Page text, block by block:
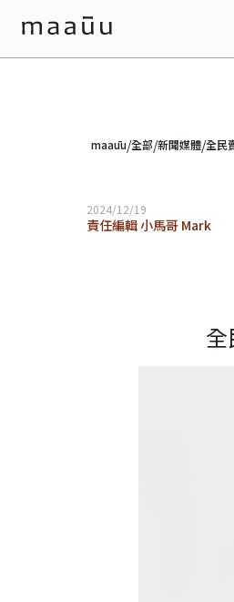
maaūu/全部/新聞媒體/全民
2024/12/19
責任編輯 小馬哥 Mark